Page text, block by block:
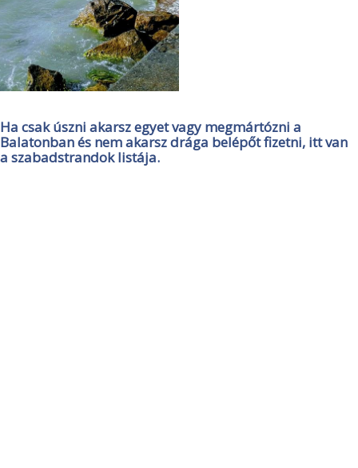
Ha csak úszni akarsz egyet vagy megmártózni a
Balatonban és nem akarsz drága belépőt fizetni, itt van
a szabadstrandok listája.